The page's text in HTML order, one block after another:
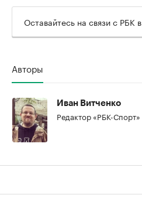
Оставайтесь на связи с РБК в
Авторы
Иван Витченко
Редактор «РБК-Спорт»